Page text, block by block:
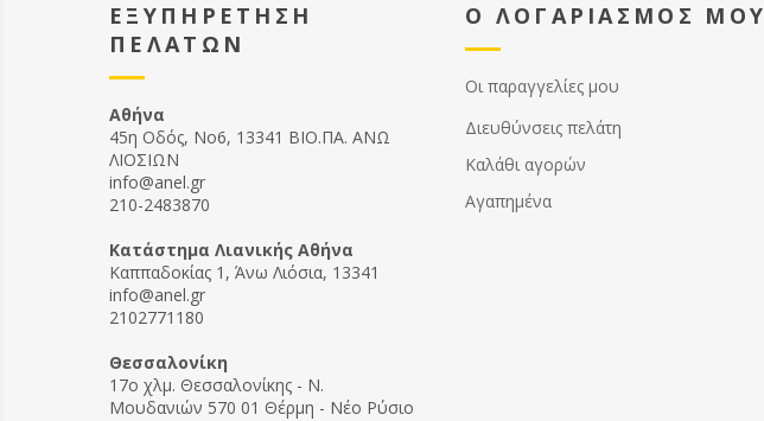
ΕΞΥΠΗΡΕΤΗΣΗ
ΠΕΛΑΤΩΝ
Αθήνα
45η Οδός, Νο6, 13341 ΒΙΟ.ΠΑ. ΑΝΩ
ΛΙΟΣΙΩΝ
info@anel.gr
210-2483870
Kατάστημα Λιανικής Αθήνα
Καππαδοκίας 1, Άνω Λιόσια, 13341
info@anel.gr
2102771180
Θεσσαλονίκη
17ο χλμ. Θεσσαλονίκης - Ν.
Μουδανιών 570 01 Θέρμη - Νέο Ρύσιο
Ο ΛΟΓΑΡΙΑΣΜΟΣ ΜΟΥ
Οι παραγγελίες μου
Διευθύνσεις πελάτη
Καλάθι αγορών
Αγαπημένα